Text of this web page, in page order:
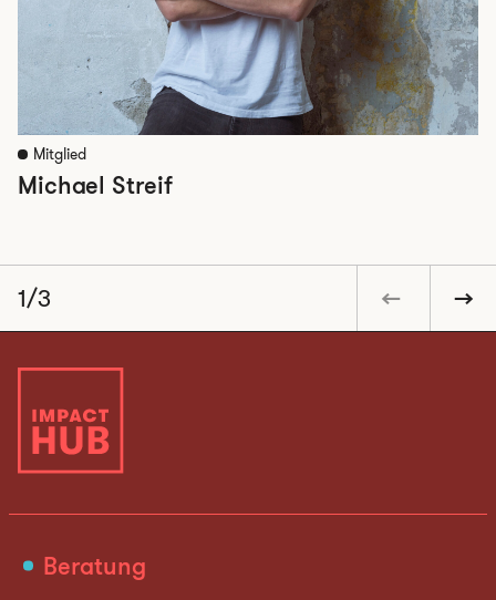
Mitglied
Michael Streif
1/3
Beratung